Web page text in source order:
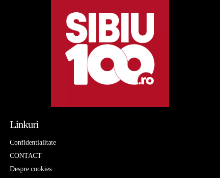
Linkuri
Confidentialitate
CONTACT
Despre cookies